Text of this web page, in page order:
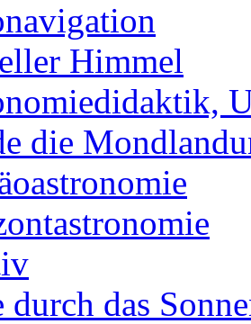
Himmel
die
durch das